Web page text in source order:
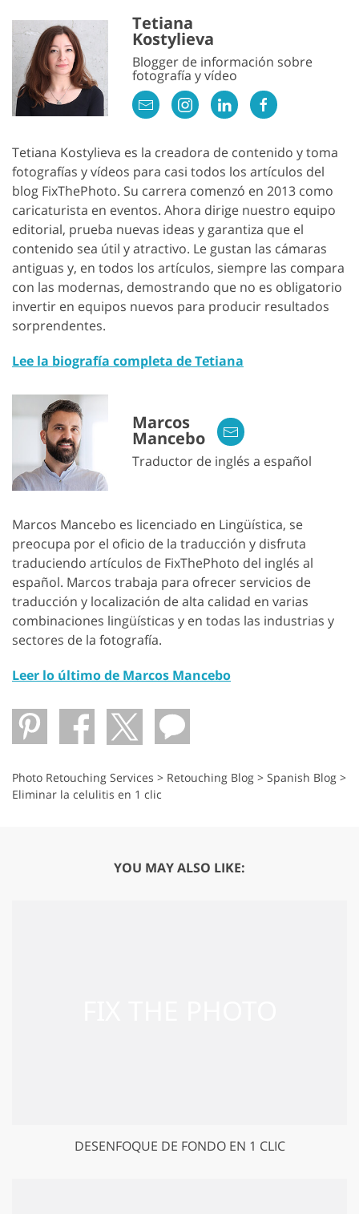
Tetiana
Kostylieva
Blogger de información sobre
fotografía y vídeo
Tetiana Kostylieva es la creadora de contenido y toma
fotografías y vídeos para casi todos los artículos del
blog FixThePhoto. Su carrera comenzó en 2013 como
caricaturista en eventos. Ahora dirige nuestro equipo
editorial, prueba nuevas ideas y garantiza que el
contenido sea útil y atractivo. Le gustan las cámaras
antiguas y, en todos los artículos, siempre las compara
con las modernas, demostrando que no es obligatorio
invertir en equipos nuevos para producir resultados
sorprendentes.
Lee la biografía completa de Tetiana
Marcos
Mancebo
Traductor de inglés a español
Marcos Mancebo es licenciado en Lingüística, se
preocupa por el oficio de la traducción y disfruta
traduciendo artículos de FixThePhoto del inglés al
español. Marcos trabaja para ofrecer servicios de
traducción y localización de alta calidad en varias
combinaciones lingüísticas y en todas las industrias y
sectores de la fotografía.
Leer lo último de Marcos Mancebo
Photo Retouching Services > Retouching Blog > Spanish Blog >
Eliminar la celulitis en 1 clic
YOU MAY ALSO LIKE:
DESENFOQUE DE FONDO EN 1 CLIC